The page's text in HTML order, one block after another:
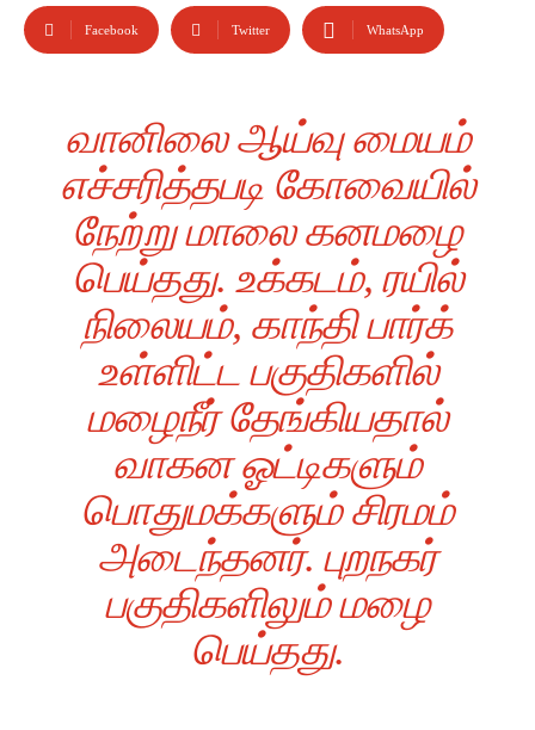
Facebook Twitter WhatsApp
வானிலை ஆய்வு மையம்
எச்சரித்தபடி கோவையில்
நேற்று மாலை கனமழை
பெய்தது. உக்கடம், ரயில்
நிலையம், காந்தி பார்க்
உள்ளிட்ட பகுதிகளில்
மழைநீர் தேங்கியதால்
வாகன ஓட்டிகளும்
பொதுமக்களும் சிரமம்
அடைந்தனர். புறநகர்
பகுதிகளிலும் மழை
பெய்தது.